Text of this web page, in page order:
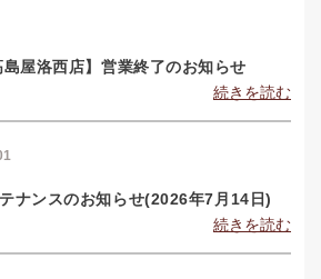
島屋洛西店】営業終了のお知らせ
続きを読む
ナンスのお知らせ(2026年7月14日)
続きを読む